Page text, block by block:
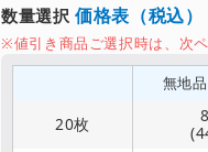
数量選択価格表（税込）
※値引き商品ご選択時は、次
無地
20枚